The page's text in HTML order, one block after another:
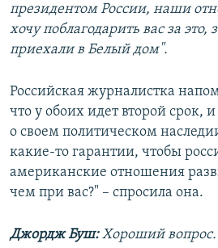
президентом России, наши
хочу поблагодарить вас за это,
приехали в Белый дом".
Российская журналистка
что у обоих идет второй срок,
о своем политическом
какие‑то гарантии, чтобы
американские отношения
чем при вас?" – спросила она.
Джордж Буш:Хороший вопрос.